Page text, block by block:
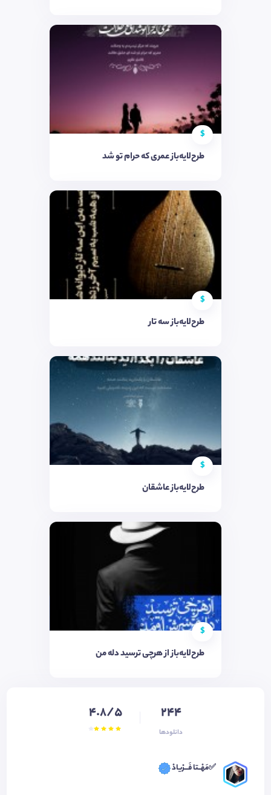
$
طرح‌لایه‌باز عمری که حرام تو شد
$
طرح‌لایه‌باز سه تار
$
طرح‌لایه‌باز عاشقان
$
طرح‌لایه‌باز از هرچی ترسید دله من
244
دانلودها
4.8/5
✅مَهْــتا فَـــرْیادْ